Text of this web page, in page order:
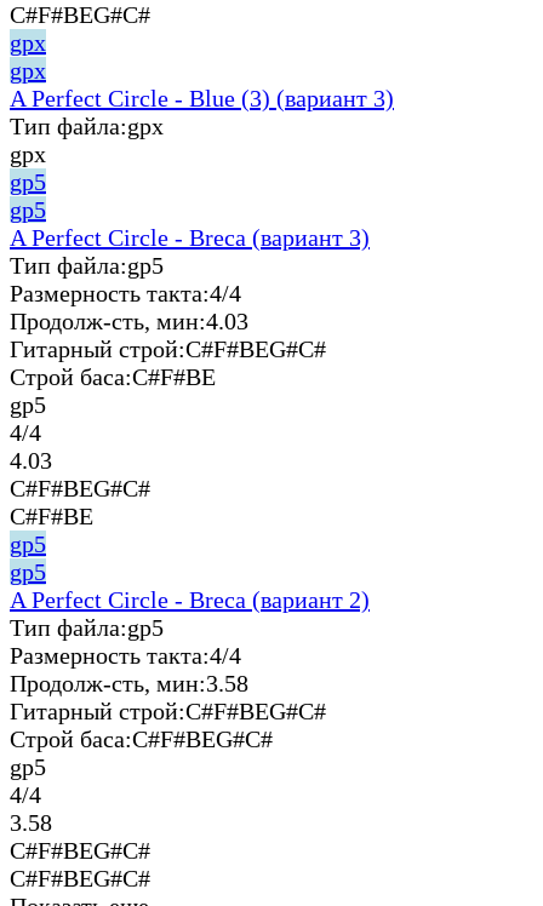
C#F#BEG#C#
gpx
gpx
A Perfect Circle - Blue (3) (вариант 3)
Тип файла:gpx
gpx
gp5
gp5
A Perfect Circle - Breсa (вариант 3)
Тип файла:gp5
Размерность такта:4/4
Продолж-сть, мин:4.03
Гитарный строй:C#F#BEG#C#
Строй баса:C#F#BE
gp5
4/4
4.03
C#F#BEG#C#
C#F#BE
gp5
gp5
A Perfect Circle - Breсa (вариант 2)
Тип файла:gp5
Размерность такта:4/4
Продолж-сть, мин:3.58
Гитарный строй:C#F#BEG#C#
Строй баса:C#F#BEG#C#
gp5
4/4
3.58
C#F#BEG#C#
C#F#BEG#C#